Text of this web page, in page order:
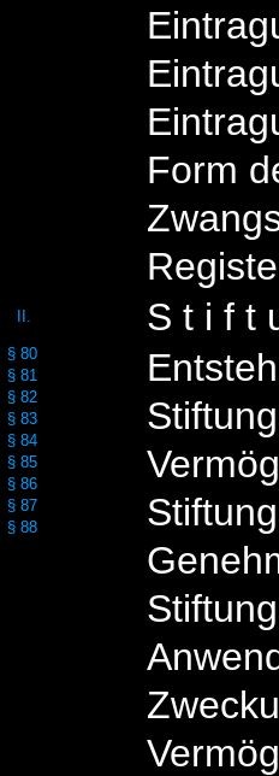
Form
II. S t i f t
§ 80
§ 81
§ 82
§ 83
§ 84
§ 85
§ 86
§ 87
§ 88